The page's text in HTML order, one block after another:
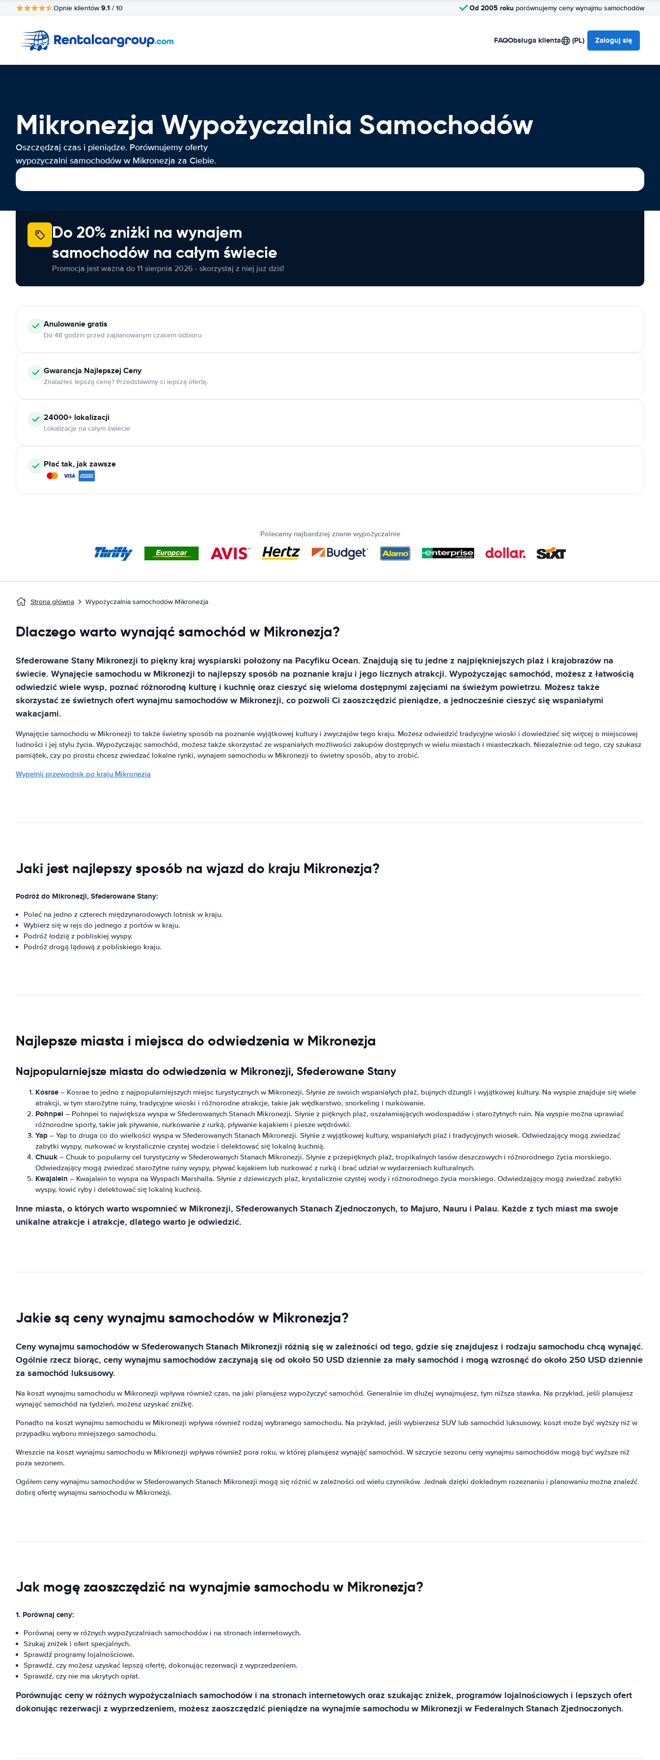
Opnie klientów9.1 / 10 Od 2005 roku porównujemy ceny wynajmu samochodów
FAQObsługa klienta (PL) Zaloguj się
Mikronezja Wypożyczalnia Samochodów
Oszczędzaj czas i pieniądze. Porównujemy oferty
wypożyczalni samochodów w Mikronezja za Ciebie.
Do 20% zniżki na wynajem
samochodów na całym świecie
Promocja jest ważna do 11 sierpnia 2026 - skorzystaj z niej już dziś!
Anulowaniegratis
Do 48 godzin przed zaplanowanym czasem odbioru
Gwarancja Najlepszej Ceny
Znalazłeś lepszą cenę? Przedstawimy ci lepszą ofertę.
24000+ lokalizacji
Lokalizacje na całym świecie
Płać tak, jak zawsze
Polecamy najbardziej znane wypożyczalnie
Strona główna Wypożyczalnia samochodów Mikronezja
Dlaczego warto wynająć samochód w Mikronezja?
Sfederowane Stany Mikronezji to piękny kraj wyspiarski położony na Pacyfiku Ocean. Znajdują się tu jedne z najpiękniejszych plaż i krajobrazów na
świecie. Wynajęcie samochodu w Mikronezji to najlepszy sposób na poznanie kraju i jego licznych atrakcji. Wypożyczając samochód, możesz z łatwością
odwiedzić wiele wysp, poznać różnorodną kulturę i kuchnię oraz cieszyć się wieloma dostępnymi zajęciami na świeżym powietrzu. Możesz także
skorzystać ze świetnych ofert wynajmu samochodów w Mikronezji, co pozwoli Ci zaoszczędzić pieniądze, a jednocześnie cieszyć się wspaniałymi
wakacjami.
Wynajęcie samochodu w Mikronezji to także świetny sposób na poznanie wyjątkowej kultury i zwyczajów tego kraju. Możesz odwiedzić tradycyjne wioski i dowiedzieć się więcej o miejscowej
ludności i jej stylu życia. Wypożyczając samochód, możesz także skorzystać ze wspaniałych możliwości zakupów dostępnych w wielu miastach i miasteczkach. Niezależnie od tego, czy szukasz
pamiątek, czy po prostu chcesz zwiedzać lokalne rynki, wynajem samochodu w Mikronezji to świetny sposób, aby to zrobić.
Wypełnij przewodnik po kraju Mikronezja
Jaki jest najlepszy sposób na wjazd do kraju Mikronezja?
Podróż do Mikronezji, Sfederowane Stany:
Poleć na jedno z czterech międzynarodowych lotnisk w kraju.
Wybierz się w rejs do jednego z portów w kraju.
Podróż łodzią z pobliskiej wyspy.
Podróż drogą lądową z pobliskiego kraju.
Najlepsze miasta i miejsca do odwiedzenia w Mikronezja
Najpopularniejsze miasta do odwiedzenia w Mikronezji, Sfederowane Stany
Kosrae – Kosrae to jedno z najpopularniejszych miejsc turystycznych w Mikronezji. Słynie ze swoich wspaniałych plaż, bujnych dżungli i wyjątkowej kultury. Na wyspie znajduje się wiele
atrakcji, w tym starożytne ruiny, tradycyjne wioski i różnorodne atrakcje, takie jak wędkarstwo, snorkeling i nurkowanie.
Pohnpei – Pohnpei to największa wyspa w Sfederowanych Stanach Mikronezji. Słynie z pięknych plaż, oszałamiających wodospadów i starożytnych ruin. Na wyspie można uprawiać
różnorodne sporty, takie jak pływanie, nurkowanie z rurką, pływanie kajakiem i piesze wędrówki.
Yap – Yap to druga co do wielkości wyspa w Sfederowanych Stanach Mikronezji. Słynie z wyjątkowej kultury, wspaniałych plaż i tradycyjnych wiosek. Odwiedzający mogą zwiedzać
zabytki wyspy, nurkować w krystalicznie czystej wodzie i delektować się lokalną kuchnią.
Chuuk – Chuuk to popularny cel turystyczny w Sfederowanych Stanach Mikronezji. Słynie z przepięknych plaż, tropikalnych lasów deszczowych i różnorodnego życia morskiego.
Odwiedzający mogą zwiedzać starożytne ruiny wyspy, pływać kajakiem lub nurkować z rurką i brać udział w wydarzeniach kulturalnych.
Kwajalein – Kwajalein to wyspa na Wyspach Marshalla. Słynie z dziewiczych plaż, krystalicznie czystej wody i różnorodnego życia morskiego. Odwiedzający mogą zwiedzać zabytki
wyspy, łowić ryby i delektować się lokalną kuchnią.
Inne miasta, o których warto wspomnieć w Mikronezji, Sfederowanych Stanach Zjednoczonych, to Majuro, Nauru i Palau. Każde z tych miast ma swoje
unikalne atrakcje i atrakcje, dlatego warto je odwiedzić.
Jakie są ceny wynajmu samochodów w Mikronezja?
Ceny wynajmu samochodów w Sfederowanych Stanach Mikronezji różnią się w zależności od tego, gdzie się znajdujesz i rodzaju samochodu chcą wynająć.
Ogólnie rzecz biorąc, ceny wynajmu samochodów zaczynają się od około 50 USD dziennie za mały samochód i mogą wzrosnąć do około 250 USD dziennie
za samochód luksusowy.
Na koszt wynajmu samochodu w Mikronezji wpływa również czas, na jaki planujesz wypożyczyć samochód. Generalnie im dłużej wynajmujesz, tym niższa stawka. Na przykład, jeśli planujesz
wynająć samochód na tydzień, możesz uzyskać zniżkę.
Ponadto na koszt wynajmu samochodu w Mikronezji wpływa również rodzaj wybranego samochodu. Na przykład, jeśli wybierzesz SUV lub samochód luksusowy, koszt może być wyższy niż w
przypadku wyboru mniejszego samochodu.
Wreszcie na koszt wynajmu samochodu w Mikronezji wpływa również pora roku, w której planujesz wynająć samochód. W szczycie sezonu ceny wynajmu samochodów mogą być wyższe niż
poza sezonem.
Ogółem ceny wynajmu samochodów w Sfederowanych Stanach Mikronezji mogą się różnić w zależności od wielu czynników. Jednak dzięki dokładnym rozeznaniu i planowaniu można znaleźć
dobrą ofertę wynajmu samochodu w Mikronezji.
Jak mogę zaoszczędzić na wynajmie samochodu w Mikronezja?
1. Porównaj ceny:
Porównaj ceny w różnych wypożyczalniach samochodów i na stronach internetowych.
Szukaj zniżek i ofert specjalnych.
Sprawdź programy lojalnościowe.
Sprawdź, czy możesz uzyskać lepszą ofertę, dokonując rezerwacji z wyprzedzeniem.
Sprawdź, czy nie ma ukrytych opłat.
Porównując ceny w różnych wypożyczalniach samochodów i na stronach internetowych oraz szukając zniżek, programów lojalnościowych i lepszych ofert
dokonując rezerwacji z wyprzedzeniem, możesz zaoszczędzić pieniądze na wynajmie samochodu w Mikronezji w Federalnych Stanach Zjednoczonych.